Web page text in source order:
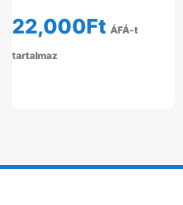
22,000Ft ÁFÁ-t
tartalmaz